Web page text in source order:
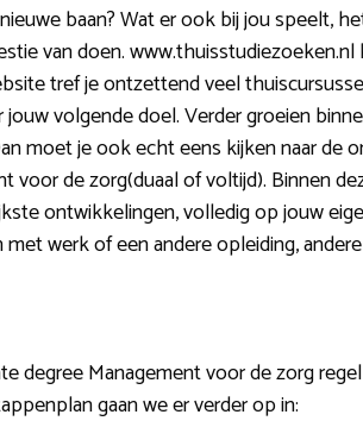
baan? Wat er ook bij jou speelt,
van doen. www.thuisstudiezoeken.nl
tref je ontzettend veel
volgende doel. Verder groeien
moet je ook echt eens kijken naar de
voor de zorg(duaal of voltijd). Binnen
ontwikkelingen, volledig op jouw
werk of een andere opleiding,
degree Management voor de zorg
gaan we er verder op in: